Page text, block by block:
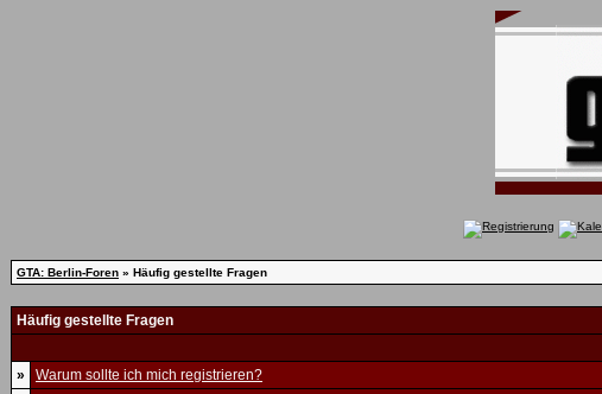
GTA: Berlin-Foren » Häufig gestellte Fragen
Häufig gestellte Fragen
»
Warum sollte ich mich registrieren?